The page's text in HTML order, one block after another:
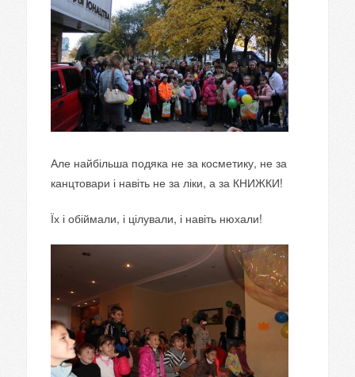
Але найбільша подяка не за косметику, не за
канцтовари і навіть не за ліки, а за КНИЖКИ!
Їх і обіймали, і цілували, і навіть нюхали!